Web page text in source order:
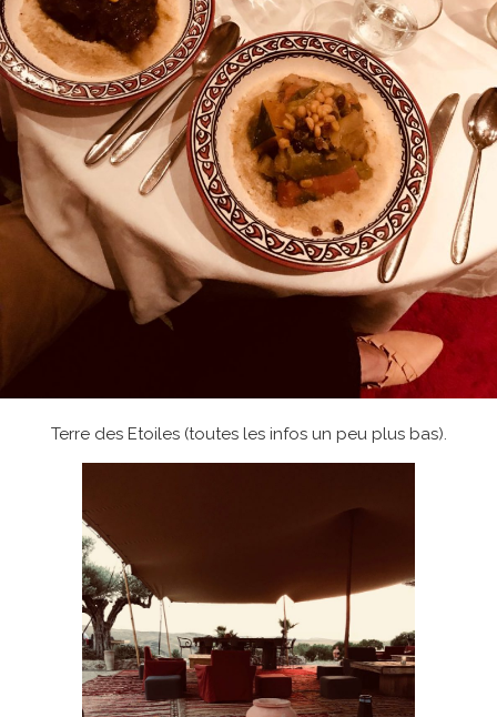
Terre des Etoiles (toutes les infos un peu plus bas).